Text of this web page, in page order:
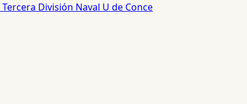
Tercera División Naval U de Conce